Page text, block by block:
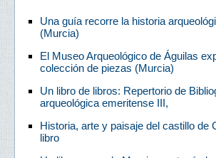
Una guía recorre la historia
(Murcia)
El Museo Arqueológico de Águilas
colección de piezas (Murcia)
Un libro de libros: Repertorio de
arqueológica emeritense III,
Historia, arte y paisaje del castillo de
libro